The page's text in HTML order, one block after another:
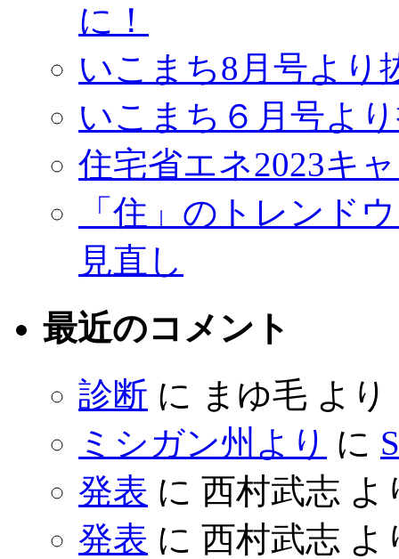
に！
いこまち8月号よ
いこまち６月号よ
住宅省エネ2023キ
「住」のトレンド
見直し
最近のコメント
診断 に まゆ毛 より
ミシガン州より に
発表 に 西村武志 よ
発表 に 西村武志 よ